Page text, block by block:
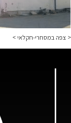
< צפה במסחרי-חקלאי >